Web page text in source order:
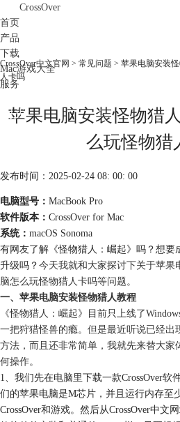
CrossOver
首页
产品
下载
Mac游戏大全
服务
购买
CrossOver中文官网 > 常见问题 > 苹果电脑安装
人卡吗
苹果电脑安装怪物猎
么玩怪物猎
发布时间：2025-02-24 08: 00: 00
电脑型号： MacBook Pro
软件版本： CrossOver for Mac
系统： macOS Sonoma
有网友了解《怪物猎人：崛起》吗？想要
升级吗？今天我就和大家探讨下关于苹果
脑怎么玩怪物猎人卡吗等问题。
一、苹果电脑安装怪物猎人教程
《怪物猎人：崛起》目前只上线了
一把狩猎怪兽的瘾。但是最近听说已经
方法，而且还非常简单，我就先来替大家
何操作。
1、我们先在电脑里下载一款CrossOver
们的苹果电脑是M芯片，并且运行内存至
CrossOver和游戏。然后从CrossOver中文